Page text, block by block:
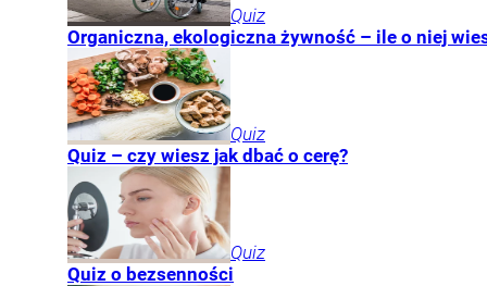
Quiz
Organiczna, ekologiczna żywność – ile o niej
Quiz
Quiz – czy wiesz jak dbać o cerę?
Quiz
Quiz o bezsenności